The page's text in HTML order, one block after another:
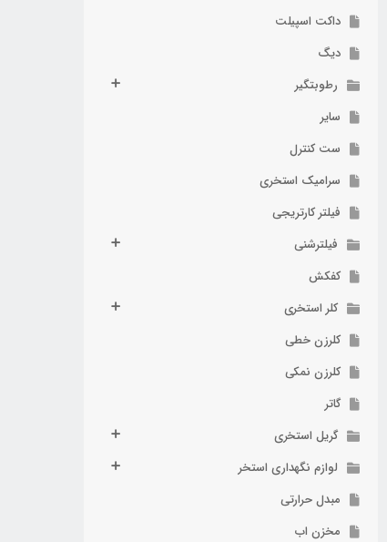
داکت اسپیلت
دیگ
رطوبتگیر
سایر
ست کنترل
سرامیک استخری
فیلتر کارتریجی
فیلترشنی
کفکش
کلر استخری
کلرزن خطی
کلرزن نمکی
گاتر
گریل استخری
لوازم نگهداری استخر
مبدل حرارتی
مخزن اب